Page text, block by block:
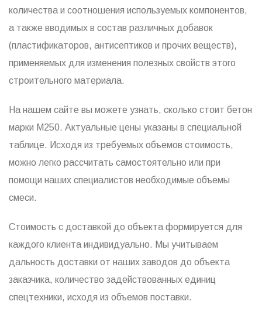
количества и соотношения используемых компонентов,
а также вводимых в состав различных добавок
(пластификаторов, антисептиков и прочих веществ),
применяемых для изменения полезных свойств этого
строительного материала.
На нашем сайте вы можете узнать, сколько стоит бетон
марки М250. Актуальные цены указаны в специальной
таблице. Исходя из требуемых объемов стоимость,
можно легко рассчитать самостоятельно или при
помощи наших специалистов необходимые объемы
смеси.
Стоимость с доставкой до объекта формируется для
каждого клиента индивидуально. Мы учитываем
дальность доставки от наших заводов до объекта
заказчика, количество задействованных единиц
спецтехники, исходя из объемов поставки.